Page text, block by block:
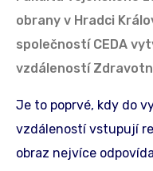
obrany v Hradci
společností CEDA
vzdáleností
Je to poprvé, kdy do
vzdáleností vstupují
obraz nejvíce